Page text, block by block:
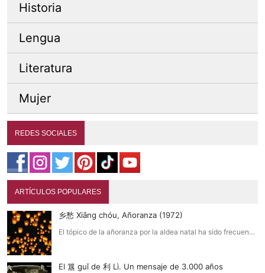
Historia
Lengua
Literatura
Mujer
REDES SOCIALES
ARTÍCULOS POPULARES
乡愁 Xiāng chóu, Añoranza (1972)
El tópico de la añoranza por la aldea natal ha sido frecuen…
El 簋 guǐ de 利 Lì. Un mensaje de 3.000 años